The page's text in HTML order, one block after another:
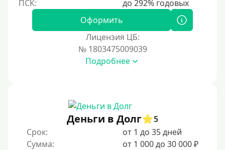
Для исправления кредитной истории
На погашение других займов
Без документов
По ИНН
Оформить
Лицензия ЦБ:
№ 1803475009039
Подробнее
Деньги в Долг
5
Срок:
от 1 до 35 дней
Сумма:
от 1 000 до 30 000 ₽